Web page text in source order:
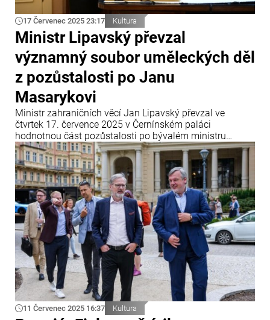
17 Červenec 2025 23:17 Kultura
Ministr Lipavský převzal
významný soubor uměleckých děl
z pozůstalosti po Janu
Masarykovi
Ministr zahraničních věcí Jan Lipavský převzal ve
čtvrtek 17. července 2025 v Černínském paláci
hodnotnou část pozůstalosti po bývalém ministru
zahraničí Janu Masarykovi. Soubor uměleckých děl,
který má nejen kulturní, ale i historickou hodnotu,
ministerstvu věnovala paní Alenka Soukup, dcera
Masarykova někdejšího tajemníka dr.
11 Červenec 2025 16:37 Kultura